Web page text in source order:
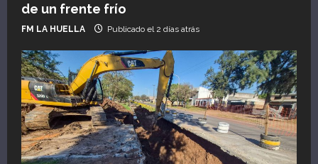
de un frente frío
FM LA HUELLA Publicado el 2 días atrás